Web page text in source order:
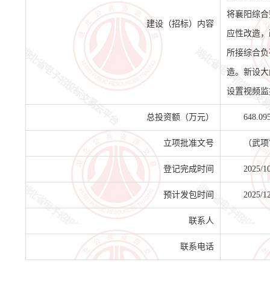
建设（招标）内容
将襄阳综
应性改造
所接综合
造。新设
设置视频
总投资额（万元）
立项批准文号 （武
登记完成时间 2025/
预计发包时间 2025/
联系人
联系电话